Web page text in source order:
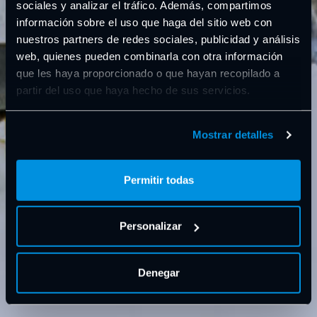
sociales y analizar el tráfico. Además, compartimos
información sobre el uso que haga del sitio web con
nuestros partners de redes sociales, publicidad y análisis
web, quienes pueden combinarla con otra información
que les haya proporcionado o que hayan recopilado a
partir del uso que haya hecho de sus servicios.
Mostrar detalles
Permitir todas
Personalizar
Denegar